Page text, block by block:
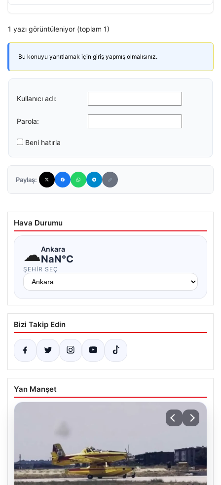
1 yazı görüntüleniyor (toplam 1)
Bu konuyu yanıtlamak için giriş yapmış olmalısınız.
Kullanıcı adı:
Parola:
Beni hatırla
Paylaş:
Hava Durumu
☁Ankara
NaN°C
ŞEHIR SEÇ
Bizi Takip Edin
Yan Manşet